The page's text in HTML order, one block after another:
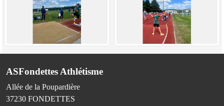
ASFondettes Athlétisme
Allée de la Poupardière
37230 FONDETTES